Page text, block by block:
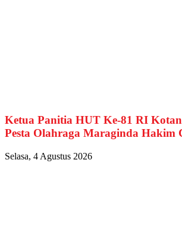
Ketua Panitia HUT Ke-81 RI
Pesta Olahraga Maraginda Hakim
Selasa, 4 Agustus 2026